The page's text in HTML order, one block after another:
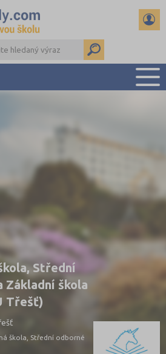
DŮLEŽITÉ TERMÍNY
REFERÁTY A SEMINÁRKY
DALŠÍ DRUHY ŠKOL
Střední
Základní škola
Třešť)
škola, Střední odborné